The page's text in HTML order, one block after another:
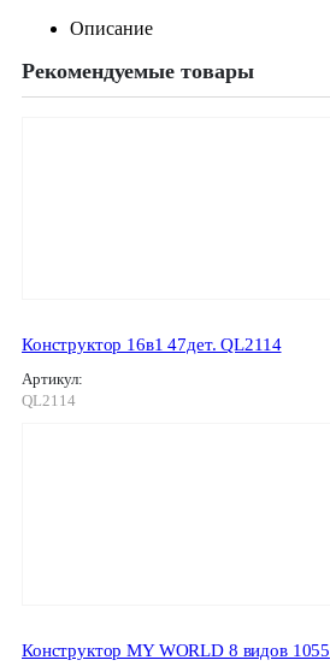
Описание
Рекомендуемые товары
Конструктор 16в1 47дет. QL2114
Артикул:
QL2114
Конструктор MY WORLD 8 видов 1055